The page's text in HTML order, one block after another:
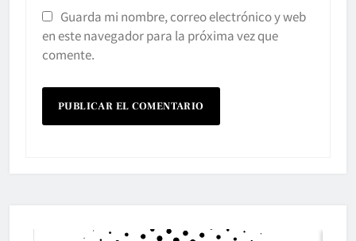
Guarda mi nombre, correo electrónico y web
en este navegador para la próxima vez que
comente.